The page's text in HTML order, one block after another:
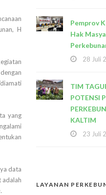
H
yang
data
adalah
Pemprov
Hak
28 Juli
TIM
POTENSI
KALTIM
23 Juli
LAYANAN